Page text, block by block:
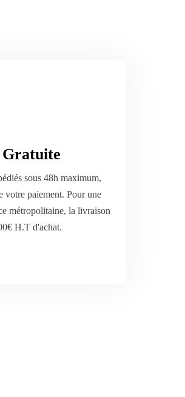
sous 48h maximum,
votre paiement. Pour une
métropolitaine, la livraison
H.T d'achat.